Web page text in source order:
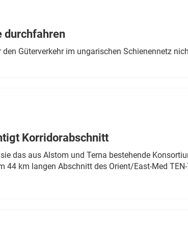
durchfahren
Güterverkehr im ungarischen Schienennetz
Korridorabschnitt
das aus Alstom und Terna bestehende
km langen Abschnitt des Orient/East-Med